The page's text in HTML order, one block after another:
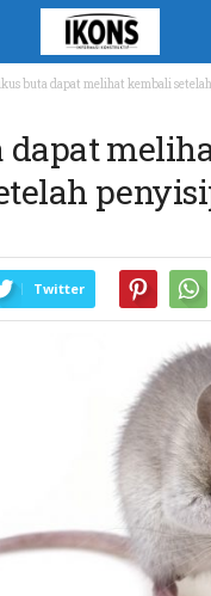
buta dapat melihat kembali
dapat
Twitter